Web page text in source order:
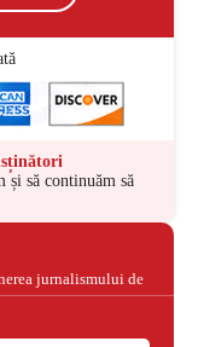
și să continuăm să
jurnalismului de